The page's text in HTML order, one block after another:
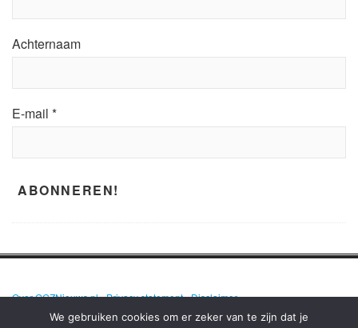
Achternaam
E-mail *
Over GGZNieuws.nl•Privacy statement•Disclaimer
We gebruiken cookies om er zeker van te zijn dat je